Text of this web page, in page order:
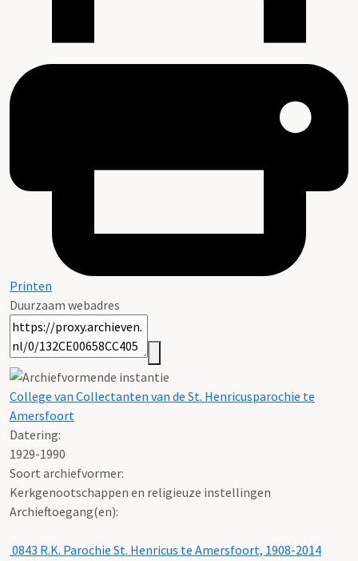
Printen
Duurzaam webadres
College van Collectanten van de St. Henricusparochie te
Amersfoort
Datering:
1929-1990
Soort archiefvormer:
Kerkgenootschappen en religieuze instellingen
Archieftoegang(en):
0843 R.K. Parochie St. Henricus te Amersfoort, 1908-2014